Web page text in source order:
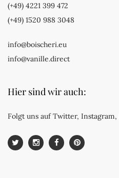
(+49) 4221 399 472
(+49) 1520 988 3048
info@boischeri.eu
info@vanille.direct
Hier sind wir auch:
Folgt uns auf Twitter, Instagram,